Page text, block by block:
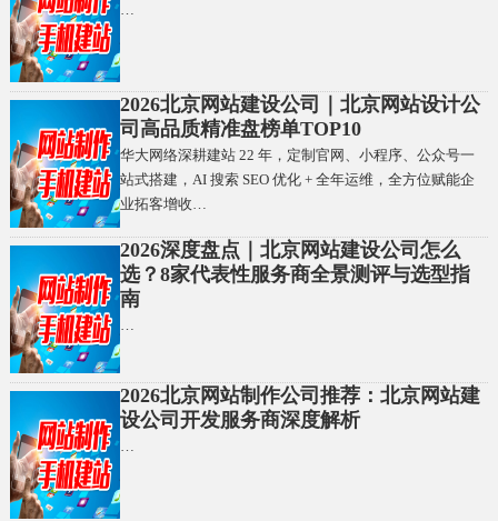
…
2026北京网站建设公司｜北京网站设计公
司高品质精准盘榜单TOP10
华大网络深耕建站 22 年，定制官网、小程序、公众号一
站式搭建，AI 搜索 SEO 优化 + 全年运维，全方位赋能企
业拓客增收…
2026深度盘点｜北京网站建设公司怎么
选？8家代表性服务商全景测评与选型指
南
…
2026北京网站制作公司推荐：北京网站建
设公司开发服务商深度解析
…